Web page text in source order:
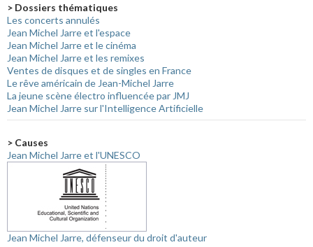
> Dossiers thématiques
Les concerts annulés
Jean Michel Jarre et l'espace
Jean Michel Jarre et le cinéma
Jean Michel Jarre et les remixes
Ventes de disques et de singles en France
Le rêve américain de Jean-Michel Jarre
La jeune scène électro influencée par JMJ
Jean Michel Jarre sur l'Intelligence Artificielle
> Causes
Jean Michel Jarre et l'UNESCO
Jean Michel Jarre, défenseur du droit d'auteur